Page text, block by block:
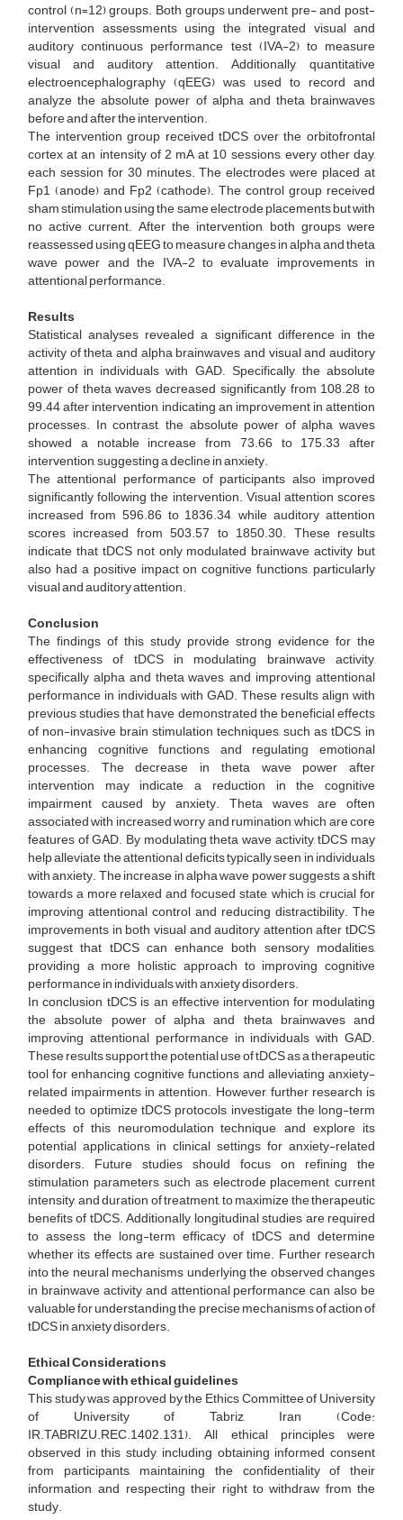
control (n=12) groups. Both groups underwent pre- and post-
intervention assessments using the integrated visual and
auditory continuous performance test (IVA-2) to measure
visual and auditory attention. Additionally, quantitative
electroencephalography (qEEG) was used to record and
analyze the absolute power of alpha and theta brainwaves
before and after the intervention.
The intervention group received tDCS over the orbitofrontal
cortex at an intensity of 2 mA at 10 sessions, every other day,
each session for 30 minutes. The electrodes were placed at
Fp1 (anode) and Fp2 (cathode). The control group received
sham stimulation using the same electrode placements but with
no active current. After the intervention, both groups were
reassessed using qEEG to measure changes in alpha and theta
wave power and the IVA-2 to evaluate improvements in
attentional performance.
Results
Statistical analyses revealed a significant difference in the
activity of theta and alpha brainwaves and visual and auditory
attention in individuals with GAD. Specifically, the absolute
power of theta waves decreased significantly from 108.28 to
99.44 after intervention, indicating an improvement in attention
processes. In contrast, the absolute power of alpha waves
showed a notable increase from 73.66 to 175.33 after
intervention, suggesting a decline in anxiety.
The attentional performance of participants also improved
significantly following the intervention. Visual attention scores
increased from 596.86 to 1836.34, while auditory attention
scores increased from 503.57 to 1850.30. These results
indicate that tDCS not only modulated brainwave activity but
also had a positive impact on cognitive functions, particularly
visual and auditory attention.
Conclusion
The findings of this study provide strong evidence for the
effectiveness of tDCS in modulating brainwave activity,
specifically alpha and theta waves, and improving attentional
performance in individuals with GAD. These results align with
previous studies that have demonstrated the beneficial effects
of non-invasive brain stimulation techniques, such as tDCS, in
enhancing cognitive functions and regulating emotional
processes. The decrease in theta wave power after
intervention may indicate a reduction in the cognitive
impairment caused by anxiety. Theta waves are often
associated with increased worry and rumination, which are core
features of GAD. By modulating theta wave activity, tDCS may
help alleviate the attentional deficits typically seen in individuals
with anxiety. The increase in alpha wave power suggests a shift
towards a more relaxed and focused state, which is crucial for
improving attentional control and reducing distractibility. The
improvements in both visual and auditory attention after tDCS
suggest that tDCS can enhance both sensory modalities,
providing a more holistic approach to improving cognitive
performance in individuals with anxiety disorders.
In conclusion, tDCS is an effective intervention for modulating
the absolute power of alpha and theta brainwaves and
improving attentional performance in individuals with GAD.
These results support the potential use of tDCS as a therapeutic
tool for enhancing cognitive functions and alleviating anxiety-
related impairments in attention. However, further research is
needed to optimize tDCS protocols, investigate the long-term
effects of this neuromodulation technique, and explore its
potential applications in clinical settings for anxiety-related
disorders. Future studies should focus on refining the
stimulation parameters, such as electrode placement, current
intensity, and duration of treatment, to maximize the therapeutic
benefits of tDCS. Additionally, longitudinal studies are required
to assess the long-term efficacy of tDCS and determine
whether its effects are sustained over time. Further research
into the neural mechanisms underlying the observed changes
in brainwave activity and attentional performance can also be
valuable for understanding the precise mechanisms of action of
tDCS in anxiety disorders.
Ethical Considerations
Compliance with ethical guidelines
This study was approved by the Ethics Committee of University
of University of Tabriz, Iran (Code:
IR.TABRIZU.REC.1402.131). All ethical principles were
observed in this study, including obtaining informed consent
from participants, maintaining the confidentiality of their
information, and respecting their right to withdraw from the
study.